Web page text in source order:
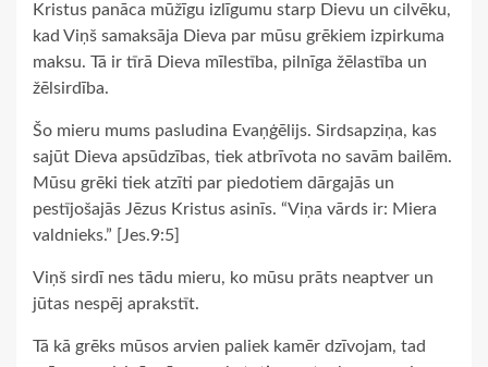
Kristus panāca mūžīgu izlīgumu starp Dievu un cilvēku,
kad Viņš samaksāja Dieva par mūsu grēkiem izpirkuma
maksu. Tā ir tīrā Dieva mīlestība, pilnīga žēlastība un
žēlsirdība.
Šo mieru mums pasludina Evaņģēlijs. Sirdsapziņa, kas
sajūt Dieva apsūdzības, tiek atbrīvota no savām bailēm.
Mūsu grēki tiek atzīti par piedotiem dārgajās un
pestījošajās Jēzus Kristus asinīs. “Viņa vārds ir: Miera
valdnieks.” [Jes.9:5]
Viņš sirdī nes tādu mieru, ko mūsu prāts neaptver un
jūtas nespēj aprakstīt.
Tā kā grēks mūsos arvien paliek kamēr dzīvojam, tad